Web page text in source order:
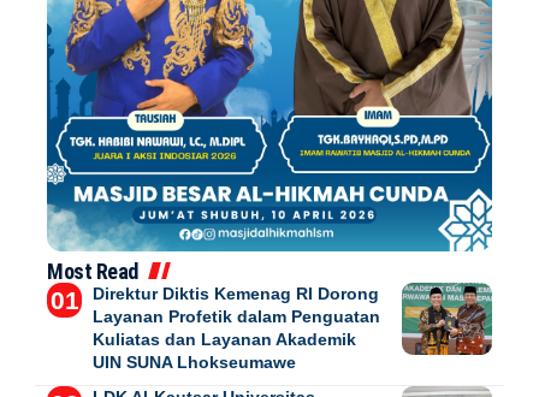
Most Read
Direktur Diktis Kemenag RI Dorong
Layanan Profetik dalam Penguatan
Kuliatas dan Layanan Akademik
UIN SUNA Lhokseumawe